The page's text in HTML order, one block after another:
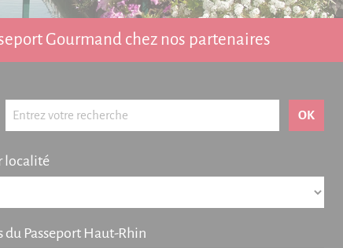
Gourmand chez nos partenaires
localité
du Passeport Haut-Rhin